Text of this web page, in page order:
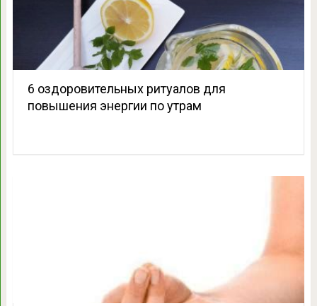
6 оздоровительных ритуалов для
повышения энергии по утрам